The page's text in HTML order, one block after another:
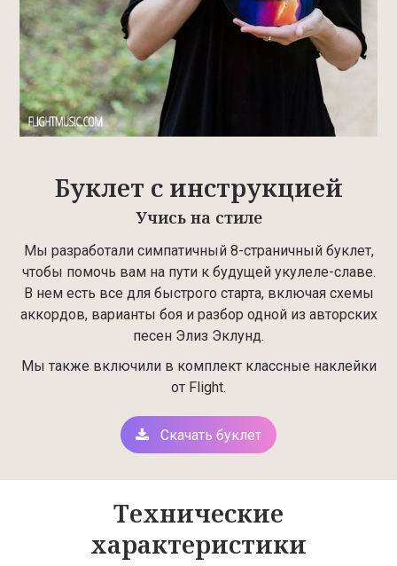
Буклет с инструкцией
Учись на стиле
Мы разработали симпатичный 8-страничный буклет,
чтобы помочь вам на пути к будущей укулеле-славе.
В нем есть все для быстрого старта, включая схемы
аккордов, варианты боя и разбор одной из авторских
песен Элиз Эклунд.
Мы также включили в комплект классные наклейки
от Flight.
Скачать буклет
Технические
характеристики